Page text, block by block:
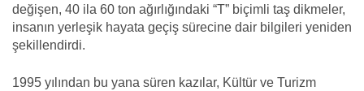
değişen, 40 ila 60 ton ağırlığındaki “T” biçimli taş dikmeler,
insanın yerleşik hayata geçiş sürecine dair bilgileri yeniden
şekillendirdi.
1995 yılından bu yana süren kazılar, Kültür ve Turizm